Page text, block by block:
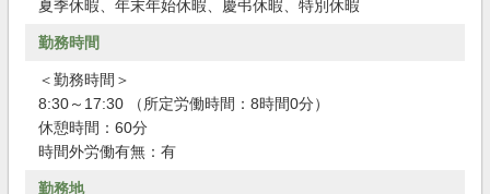
夏季休暇、年末年始休暇、慶弔休暇、特別休暇
勤務時間
＜勤務時間＞
8:30～17:30 （所定労働時間：8時間0分）
休憩時間：60分
時間外労働有無：有
勤務地